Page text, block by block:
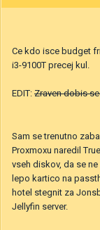
Ce kdo isce budget
i3-9100T precej kul.
EDIT: Zraven dobis
Sam se trenutno
Proxmoxu naredil
vseh diskov, da se ne
lepo kartico na
hotel stegnit za
Jellyfin server.